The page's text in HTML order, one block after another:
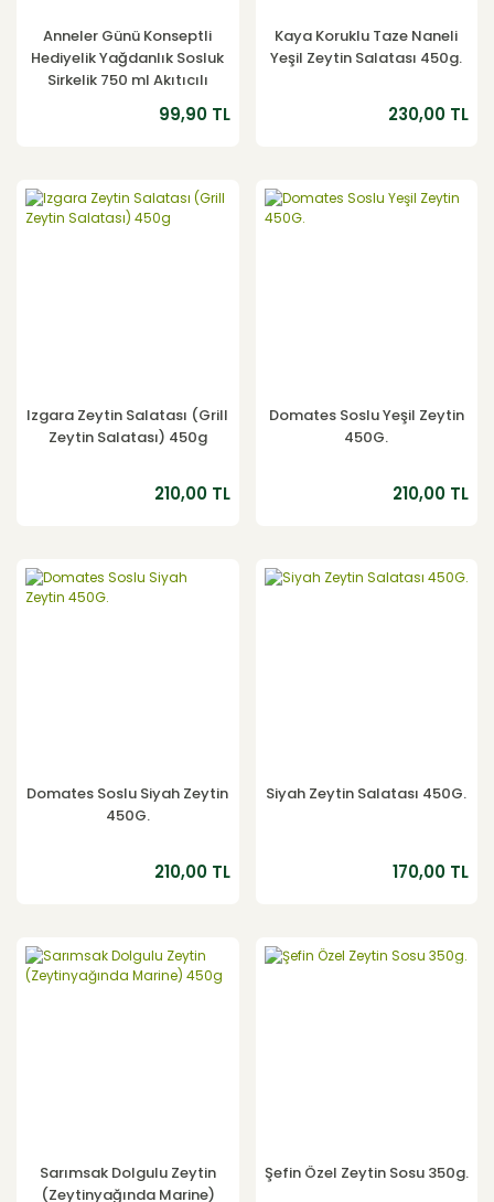
Anneler Günü Konseptli
Hediyelik Yağdanlık Sosluk
Sirkelik 750 ml Akıtıcılı
Çimen Yeşili
99,90 TL
Kaya Koruklu Taze Naneli
Yeşil Zeytin Salatası 450g.
230,00 TL
Izgara Zeytin Salatası (Grill
Zeytin Salatası) 450g
210,00 TL
Domates Soslu Yeşil Zeytin
450G.
210,00 TL
Domates Soslu Siyah Zeytin
450G.
210,00 TL
Siyah Zeytin Salatası 450G.
170,00 TL
Sarımsak Dolgulu Zeytin
(Zeytinyağında Marine)
YENİ
Şefin Özel Zeytin Sosu 350g.